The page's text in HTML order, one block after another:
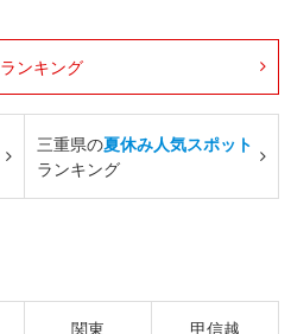
ランキング
三重県の夏休み人気スポット
ランキング
関東 甲信越